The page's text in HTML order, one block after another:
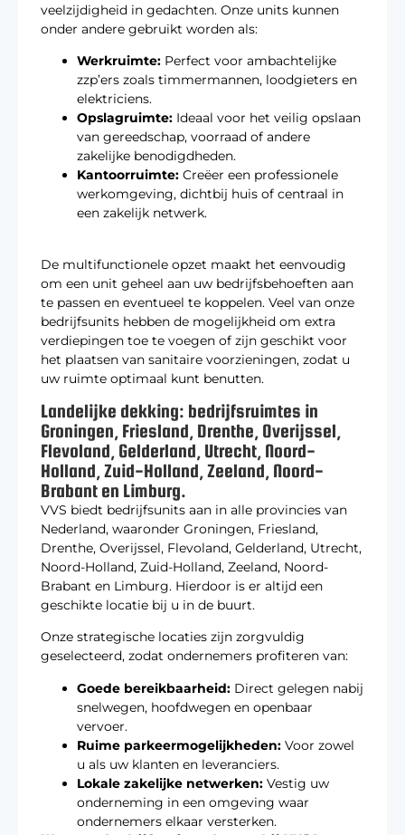
veelzijdigheid in gedachten. Onze units kunnen
onder andere gebruikt worden als:
Werkruimte: Perfect voor ambachtelijke
zzp’ers zoals timmermannen, loodgieters en
elektriciens.
Opslagruimte: Ideaal voor het veilig opslaan
van gereedschap, voorraad of andere
zakelijke benodigdheden.
Kantoorruimte: Creëer een professionele
werkomgeving, dichtbij huis of centraal in
een zakelijk netwerk.
De multifunctionele opzet maakt het eenvoudig
om een unit geheel aan uw bedrijfsbehoeften aan
te passen en eventueel te koppelen. Veel van onze
bedrijfsunits hebben de mogelijkheid om extra
verdiepingen toe te voegen of zijn geschikt voor
het plaatsen van sanitaire voorzieningen, zodat u
uw ruimte optimaal kunt benutten.
Landelijke dekking: bedrijfsruimtes in
Groningen, Friesland, Drenthe, Overijssel,
Flevoland, Gelderland, Utrecht, Noord-
Holland, Zuid-Holland, Zeeland, Noord-
Brabant en Limburg.
VVS biedt bedrijfsunits aan in alle provincies van
Nederland, waaronder Groningen, Friesland,
Drenthe, Overijssel, Flevoland, Gelderland, Utrecht,
Noord-Holland, Zuid-Holland, Zeeland, Noord-
Brabant en Limburg. Hierdoor is er altijd een
geschikte locatie bij u in de buurt.
Onze strategische locaties zijn zorgvuldig
geselecteerd, zodat ondernemers profiteren van:
Goede bereikbaarheid: Direct gelegen nabij
snelwegen, hoofdwegen en openbaar
vervoer.
Ruime parkeermogelijkheden: Voor zowel
u als uw klanten en leveranciers.
Lokale zakelijke netwerken: Vestig uw
onderneming in een omgeving waar
ondernemers elkaar versterken.